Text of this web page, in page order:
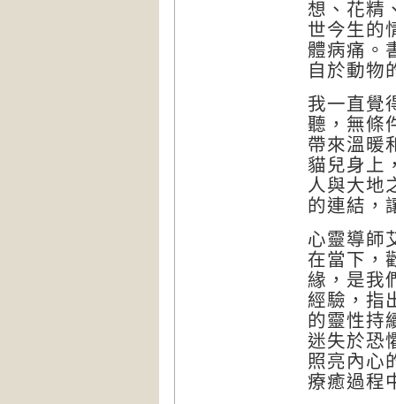
想、花精
世今生的
體病痛。
自於動物
我一直覺
聽，無條
帶來溫暖
貓兒身上
人與大地
的連結，
心靈導師
在當下，
緣，是我
經驗，指
的靈性持
迷失於恐
照亮內心
療癒過程